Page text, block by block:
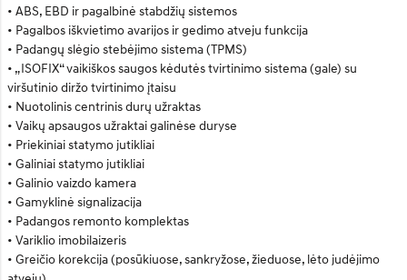
• ABS, EBD ir pagalbinė stabdžių sistemos
• Pagalbos iškvietimo avarijos ir gedimo atveju funkcija
• Padangų slėgio stebėjimo sistema (TPMS)
• „ISOFIX“ vaikiškos saugos kėdutės tvirtinimo sistema (gale) su
viršutinio diržo tvirtinimo įtaisu
• Nuotolinis centrinis durų užraktas
• Vaikų apsaugos užraktai galinėse duryse
• Priekiniai statymo jutikliai
• Galiniai statymo jutikliai
• Galinio vaizdo kamera
• Gamyklinė signalizacija
• Padangos remonto komplektas
• Variklio imobilaizeris
• Greičio korekcija (posūkiuose, sankryžose, žieduose, lėto judėjimo